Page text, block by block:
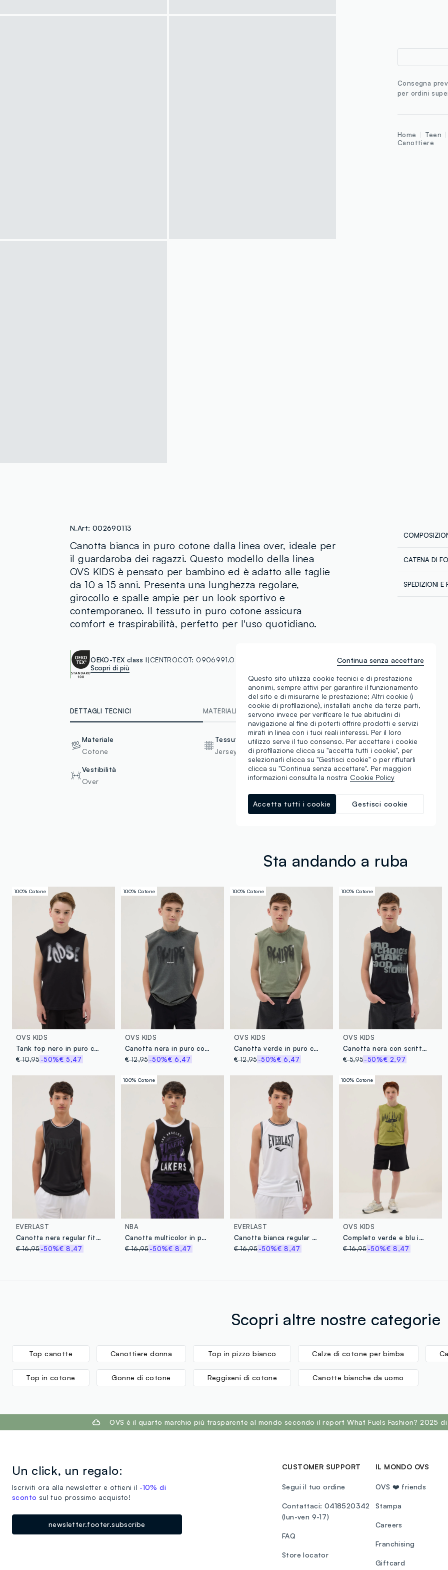
Consegna
per ordini
Home Teen
Canottiere
N.Art: 002690113
Canotta bianca in puro cotone dalla linea over, ideale per
il guardaroba dei ragazzi. Questo modello della linea
OVS KIDS è pensato per bambino ed è adatto alle taglie
da 10 a 15 anni. Presenta una lunghezza regolare,
girocollo e spalle ampie per un look sportivo e
contemporaneo. Il tessuto in puro cotone assicura
comfort e traspirabilità, perfetto per l'uso quotidiano.
OEKO-TEX class I CENTROCOT: 0906991.O
Scopri di più
DETTAGLI TECNICI MATERIALI E FILIERA
Materiale
Cotone
Tessuto
Jersey
Vestibilità
Over
CATENA DI
TEX TOWN
SPEDIZIONI E
Sta andando a ruba
100% Cotone
OVS KIDS
Tank top nero in puro cotone per ragazzo over fit
€ 10,95-50%€ 5,47
100% Cotone
OVS KIDS
Canotta nera in puro cotone oversize
€ 12,95-50%€ 6,47
100% Cotone
OVS KIDS
Canotta verde in puro cotone
€ 12,95-50%€ 6,47
100% Cotone
OVS KIDS
Canotta nera con scritta in puro cotone over fit
€ 5,95-50%€ 2,97
EVERLAST
Canotta nera regular fit con profili a contrasto per ragazzo over fit
€ 16,95-50%€ 8,47
100% Cotone
NBA
Canotta multicolor in puro cotone da ragazzo relaxed fit Lakers
€ 16,95-50%€ 8,47
EVERLAST
Canotta bianca regular fit con profili a contrasto per ragazzo over fit
€ 16,95-50%€ 8,47
100% Cotone
OVS KIDS
Completo verde e blu in puro cotone con canotta e shorts
€ 16,95-50%€ 8,47
Scopri altre nostre categorie
Top canotte Canottiere donna Top in pizzo bianco Calze di cotone per bimba
Top in cotone Gonne di cotone Reggiseni di cotone Canotte bianche da uomo
OVS è il quarto marchio più trasparente al mondo secondo il report What Fuels Fashion? 2025 di
Un click, un regalo:
Iscriviti ora alla newsletter e ottieni il -10% di
sconto sul tuo prossimo acquisto!
newsletter.footer.subscribe
CUSTOMER SUPPORT
Segui il tuo ordine
Contattaci: 0418520342
(lun-ven 9-17)
FAQ
Store locator
IL MONDO OVS
OVS ❤️ friends
Stampa
Careers
Franchising
Giftcard
Questo sito utilizza cookie tecnici e di prestazione
anonimi, sempre attivi per garantire il funzionamento
del sito e di misurarne le prestazione; Altri cookie (i
cookie di profilazione), installati anche da terze parti,
servono invece per verificare le tue abitudini di
navigazione al fine di poterti offrire prodotti e servizi
mirati in linea con i tuoi reali interessi. Per il loro
utilizzo serve il tuo consenso. Per accettare i cookie
di profilazione clicca su "accetta tutti i cookie", per
selezionarli clicca su "Gestisci cookie" o per rifiutarli
clicca su "Continua senza accettare". Per maggiori
informazioni consulta la nostra Cookie Policy
Gestisci cookie
Accetta tutti i cookie
Continua senza accettare